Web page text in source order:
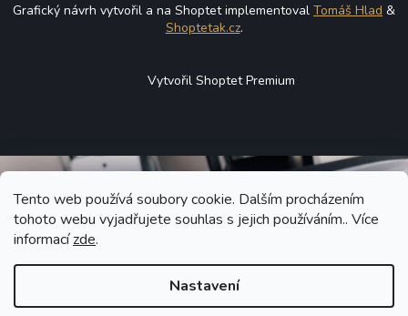
Tento web používá soubory cookie. Dalším procházením
tohoto webu vyjadřujete souhlas s jejich používáním.. Více
informacízde.
Nastavení
Grafický návrh vytvořil a na Shoptet implementoval Tomáš Hlad &
Shoptetak.cz.
Vytvořil Shoptet Premium